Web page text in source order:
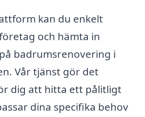
kan du enkelt
och hämta in
badrumsrenovering i
Vår tjänst gör det
dig att hitta ett pålitligt
dina specifika behov